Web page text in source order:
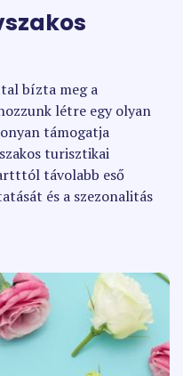
bízta meg a
létre egy olyan
támogatja
turisztikai
távolabb eső
és a szezonalitás